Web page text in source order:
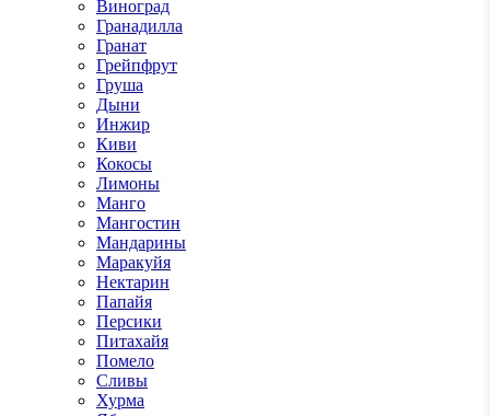
Виноград
Гранадилла
Гранат
Грейпфрут
Груша
Дыни
Инжир
Киви
Кокосы
Лимоны
Манго
Мангостин
Мандарины
Маракуйя
Нектарин
Папайя
Персики
Питахайя
Помело
Сливы
Хурма